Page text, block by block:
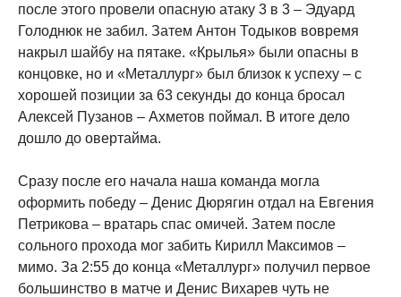
после этого провели опасную атаку 3 в 3 – Эдуард
Голоднюк не забил. Затем Антон Тодыков вовремя
накрыл шайбу на пятаке. «Крылья» были опасны в
концовке, но и «Металлург» был близок к успеху – с
хорошей позиции за 63 секунды до конца бросал
Алексей Пузанов – Ахметов поймал. В итоге дело
дошло до овертайма.
Сразу после его начала наша команда могла
оформить победу – Денис Дюрягин отдал на Евгения
Петрикова – вратарь спас омичей. Затем после
сольного прохода мог забить Кирилл Максимов –
мимо. За 2:55 до конца «Металлург» получил первое
большинство в матче и Денис Вихарев чуть не